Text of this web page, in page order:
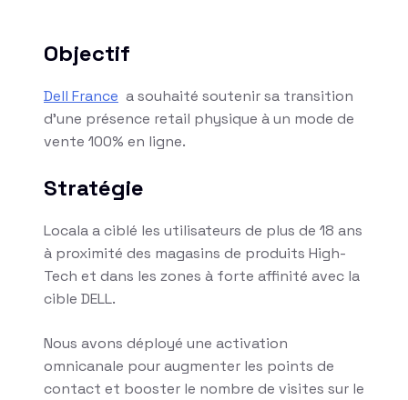
Objectif
Dell France a souhaité soutenir sa transition
d’une présence retail physique à un mode de
vente 100% en ligne.
Stratégie
Locala a ciblé les utilisateurs de plus de 18 ans
à proximité des magasins de produits High-
Tech et dans les zones à forte affinité avec la
cible DELL.
Nous avons déployé une activation
omnicanale pour augmenter les points de
contact et booster le nombre de visites sur le